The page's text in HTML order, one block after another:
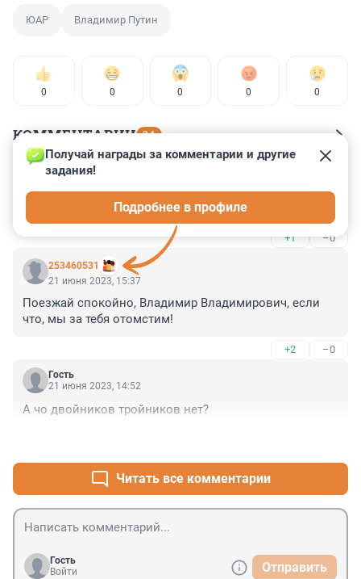
ЮАР Владимир Путин
0 0 0 0 0
КОММЕНТАРИИ 34
Гость
А попробуй-ка моего меньшого брата! (с)
+1 –0
253460531
Получай награды за комментарии и другие
задания!
Подробнее в профиле
21 июня 2023, 15:37
Поезжай спокойно, Владимир Владимирович, если
что, мы за тебя отомстим!
+2 –0
Гость
21 июня 2023, 14:52
А чо двойников тройников нет?
Читать все комментарии
Гость
Войти
Отправить